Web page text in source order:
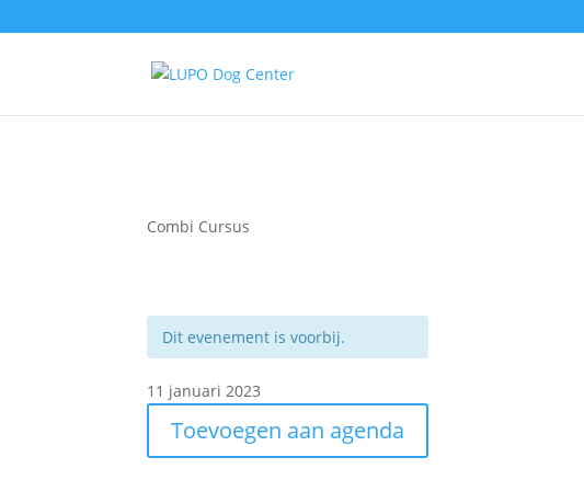
Combi Cursus
Dit evenement is voorbij.
11 januari 2023
Toevoegen aan agenda